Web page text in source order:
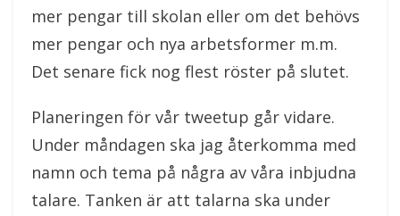
mer pengar till skolan eller om det behövs
mer pengar och nya arbetsformer m.m.
Det senare fick nog flest röster på slutet.
Planeringen för vår tweetup går vidare.
Under måndagen ska jag återkomma med
namn och tema på några av våra inbjudna
talare. Tanken är att talarna ska under